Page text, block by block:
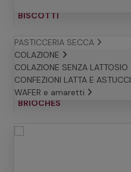
BISCOTTI
PASTICCERIA SECCA
COLAZIONE
COLAZIONE SENZA LATTOSIO
CONFEZIONI LATTA E ASTUCCI
WAFER e amaretti
BRIOCHES